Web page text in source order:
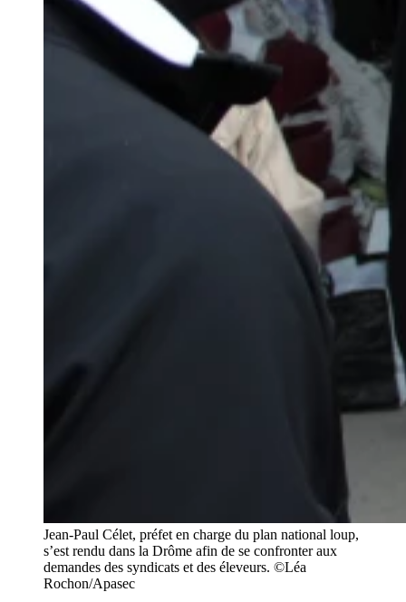
Jean-Paul Célet, préfet en charge du plan national loup,
s’est rendu dans la Drôme afin de se confronter aux
demandes des syndicats et des éleveurs. ©Léa
Rochon/Apasec